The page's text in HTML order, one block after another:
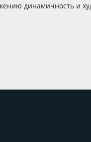
динамичность и